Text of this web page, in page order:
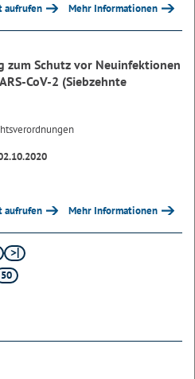
aufrufen Mehr Informationen
zum Schutz vor Neuinfektionen
CoV-2 (Siebzehnte
aufrufen Mehr Informationen
50